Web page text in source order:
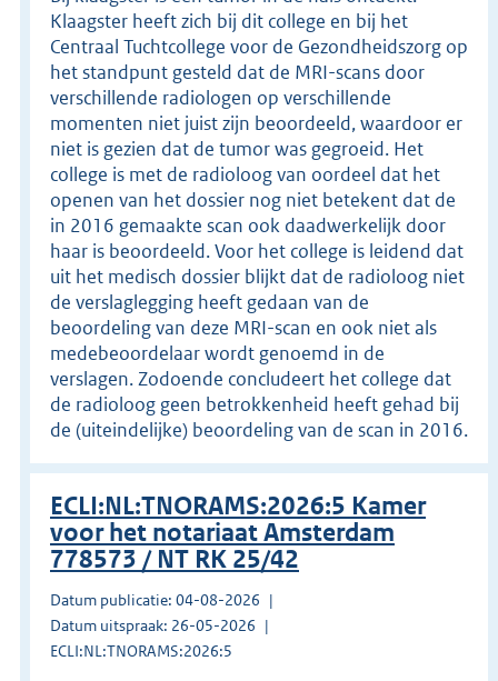
Klaagster heeft zich bij dit college en bij het
Centraal Tuchtcollege voor de Gezondheidszorg op
het standpunt gesteld dat de MRI-scans door
verschillende radiologen op verschillende
momenten niet juist zijn beoordeeld, waardoor er
niet is gezien dat de tumor was gegroeid. Het
college is met de radioloog van oordeel dat het
openen van het dossier nog niet betekent dat de
in 2016 gemaakte scan ook daadwerkelijk door
haar is beoordeeld. Voor het college is leidend dat
uit het medisch dossier blijkt dat de radioloog niet
de verslaglegging heeft gedaan van de
beoordeling van deze MRI-scan en ook niet als
medebeoordelaar wordt genoemd in de
verslagen. Zodoende concludeert het college dat
de radioloog geen betrokkenheid heeft gehad bij
de (uiteindelijke) beoordeling van de scan in 2016.
ECLI:NL:TNORAMS:2026:5 Kamer
voor het notariaat Amsterdam
778573 / NT RK 25/42
Datum publicatie: 04-08-2026
Datum uitspraak: 26-05-2026
ECLI:NL:TNORAMS:2026:5